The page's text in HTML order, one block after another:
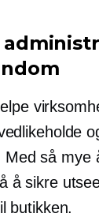
Med så mye
å sikre
butikken.